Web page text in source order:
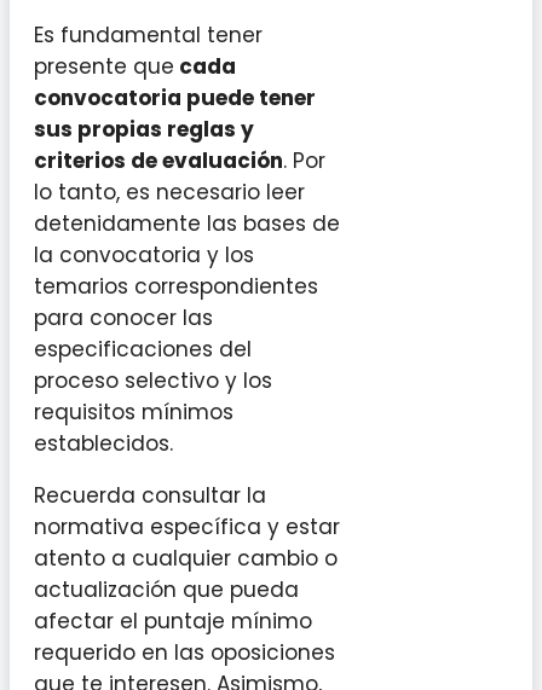
Es fundamental tener
presente que cada
convocatoria puede tener
sus propias reglas y
criterios de evaluación. Por
lo tanto, es necesario leer
detenidamente las bases de
la convocatoria y los
temarios correspondientes
para conocer las
especificaciones del
proceso selectivo y los
requisitos mínimos
establecidos.
Recuerda consultar la
normativa específica y estar
atento a cualquier cambio o
actualización que pueda
afectar el puntaje mínimo
requerido en las oposiciones
que te interesen. Asimismo,